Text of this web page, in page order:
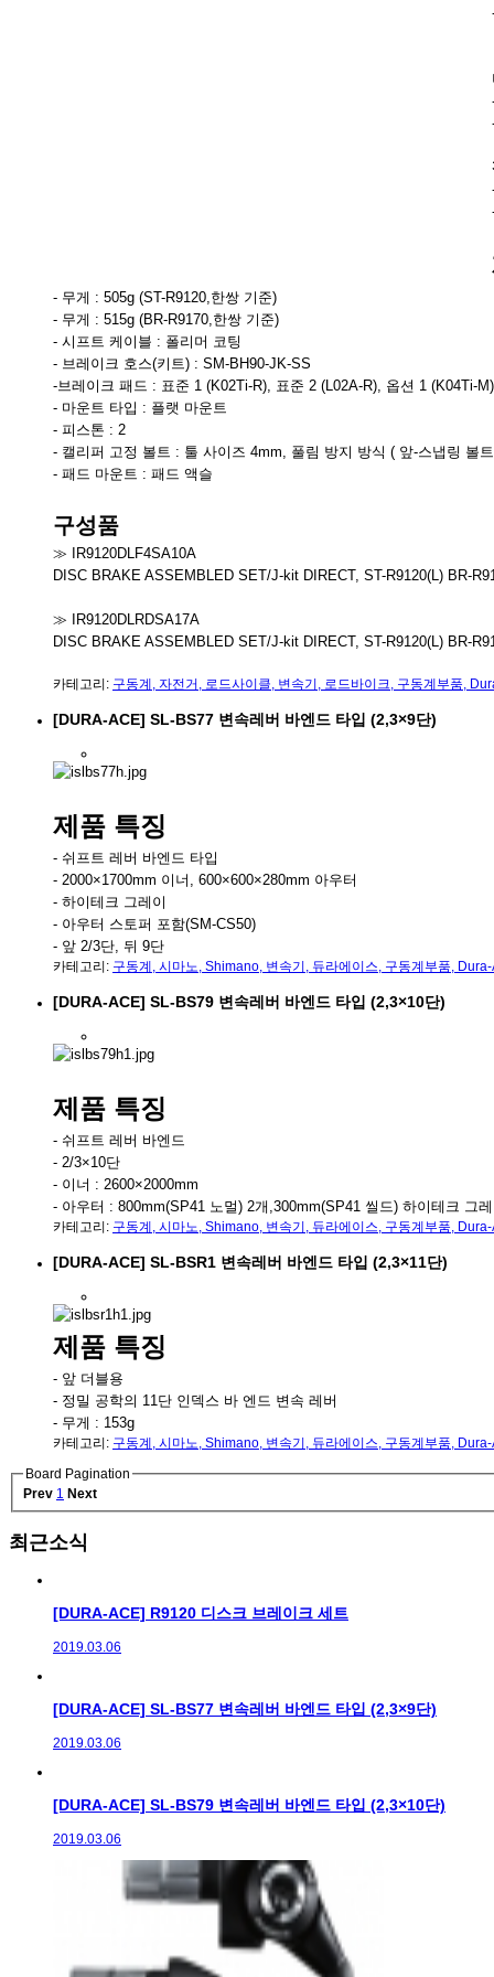
- 무게 : 505g (ST-R9120,한쌍 기준)
- 무게 : 515g (BR-R9170,한쌍 기준)
- 시프트 케이블 : 폴리머 코팅
- 브레이크 호스(키트) : SM-BH90-JK-SS
-브레이크 패드 : 표준 1 (K02Ti-R), 표준 2 (L02A-R), 옵션 1 (K04Ti-
- 마운트 타입 : 플랫 마운트
- 피스톤 : 2
- 캘리퍼 고정 볼트 : 툴 사이즈 4mm, 풀림 방지 방식 ( 앞-스냅링 볼
- 패드 마운트 : 패드 액슬
구성품
≫ IR9120DLF4SA10A
DISC BRAKE ASSEMBLED SET/J-kit DIRECT, ST-R9120(L) BR-
≫ IR9120DLRDSA17A
DISC BRAKE ASSEMBLED SET/J-kit DIRECT, ST-R9120(L) BR-
카테고리: 구동계, 자전거, 로드사이클, 변속기, 로드바이크, 구동계부품,
[DURA-ACE] SL-BS77 변속레버 바엔드 타입 (2,3×9단)
제품 특징
- 쉬프트 레버 바엔드 타입
- 2000×1700mm 이너, 600×600×280mm 아우터
- 하이테크 그레이
- 아우터 스토퍼 포함(SM-CS50)
- 앞 2/3단, 뒤 9단
카테고리: 구동계 , 시마노, Shimano, 변속기 , 듀라에이스, 구동계부품,
[DURA-ACE] SL-BS79 변속레버 바엔드 타입 (2,3×10단)
제품 특징
- 쉬프트 레버 바엔드
- 2/3×10단
- 이너 : 2600×2000mm
- 아우터 : 800mm(SP41 노멀) 2개,300mm(SP41 씰드) 하이테크 그
카테고리: 구동계 , 시마노, Shimano, 변속기 , 듀라에이스, 구동계부품,
[DURA-ACE] SL-BSR1 변속레버 바엔드 타입 (2,3×11단)
제품 특징
- 앞 더블용
- 정밀 공학의 11단 인덱스 바 엔드 변속 레버
- 무게 : 153g
카테고리: 구동계 , 시마노, Shimano, 변속기 , 듀라에이스, 구동계부품,
Board Pagination
Prev 1 Next
최근소식
[DURA-ACE] R9120 디스크 브레이크 세트
2019.03.06
[DURA-ACE] SL-BS77 변속레버 바엔드 타입 (2,3×9단)
2019.03.06
[DURA-ACE] SL-BS79 변속레버 바엔드 타입 (2,3×10단)
2019.03.06